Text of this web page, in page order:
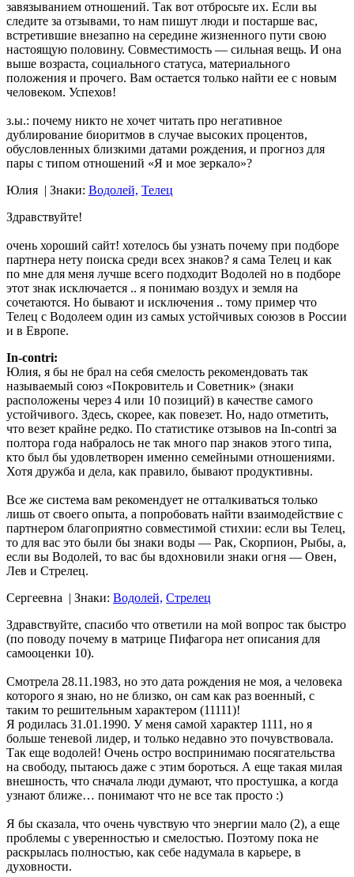
завязыванием отношений. Так вот отбросьте их. Если вы
следите за отзывами, то нам пишут люди и постарше вас,
встретившие внезапно на середине жизненного пути свою
настоящую половину. Совместимость — сильная вещь. И она
выше возраста, социального статуса, материального
положения и прочего. Вам остается только найти ее с новым
человеком. Успехов!
з.ы.: почему никто не хочет читать про негативное
дублирование биоритмов в случае высоких процентов,
обусловленных близкими датами рождения, и прогноз для
пары с типом отношений «Я и мое зеркало»?
Юлия | Знаки: Водолей, Телец
Здравствуйте!
очень хороший сайт! хотелось бы узнать почему при подборе
партнера нету поиска среди всех знаков? я сама Телец и как
по мне для меня лучше всего подходит Водолей но в подборе
этот знак исключается .. я понимаю воздух и земля на
сочетаются. Но бывают и исключения .. тому пример что
Телец с Водолеем один из самых устойчивых союзов в России
и в Европе.
In-contri:
Юлия, я бы не брал на себя смелость рекомендовать так
называемый союз «Покровитель и Советник» (знаки
расположены через 4 или 10 позиций) в качестве самого
устойчивого. Здесь, скорее, как повезет. Но, надо отметить,
что везет крайне редко. По статистике отзывов на In-contri за
полтора года набралось не так много пар знаков этого типа,
кто был бы удовлетворен именно семейными отношениями.
Хотя дружба и дела, как правило, бывают продуктивны.
Все же система вам рекомендует не отталкиваться только
лишь от своего опыта, а попробовать найти взаимодействие с
партнером благоприятно совместимой стихии: если вы Телец,
то для вас это были бы знаки воды — Рак, Скорпион, Рыбы, а,
если вы Водолей, то вас бы вдохновили знаки огня — Овен,
Лев и Стрелец.
Сергеевна | Знаки: Водолей, Стрелец
Здравствуйте, спасибо что ответили на мой вопрос так быстро
(по поводу почему в матрице Пифагора нет описания для
самооценки 10).
Смотрела 28.11.1983, но это дата рождения не моя, а человека
которого я знаю, но не близко, он сам как раз военный, с
таким то решительным характером (11111)!
Я родилась 31.01.1990. У меня самой характер 1111, но я
больше теневой лидер, и только недавно это почувствовала.
Так еще водолей! Очень остро воспринимаю посягательства
на свободу, пытаюсь даже с этим бороться. А еще такая милая
внешность, что сначала люди думают, что простушка, а когда
узнают ближе… понимают что не все так просто :)
Я бы сказала, что очень чувствую что энергии мало (2), а еще
проблемы с уверенностью и смелостью. Поэтому пока не
раскрылась полностью, как себе надумала в карьере, в
духовности.